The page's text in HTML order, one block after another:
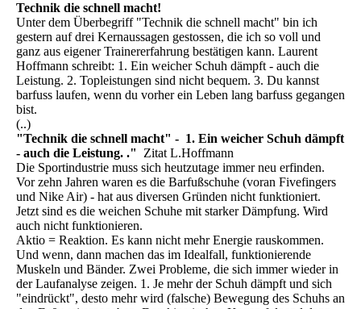
Technik die schnell macht!
Unter dem Überbegriff "Technik die schnell macht" bin ich
gestern auf drei Kernaussagen gestossen, die ich so voll und
ganz aus eigener Trainererfahrung bestätigen kann. Laurent
Hoffmann schreibt: 1. Ein weicher Schuh dämpft - auch die
Leistung. 2. Topleistungen sind nicht bequem. 3. Du kannst
barfuss laufen, wenn du vorher ein Leben lang barfuss gegangen
bist.
(..)
"Technik die schnell macht" - 1. Ein weicher Schuh dämpft
- auch die Leistung. ."
Zitat L.Hoffmann
Die Sportindustrie muss sich heutzutage immer neu erfinden.
Vor zehn Jahren waren es die Barfußschuhe (voran Fivefingers
und Nike Air) - hat aus diversen Gründen nicht funktioniert.
Jetzt sind es die weichen Schuhe mit starker Dämpfung. Wird
auch nicht funktionieren.
Aktio = Reaktion. Es kann nicht mehr Energie rauskommen.
Und wenn, dann machen das im Idealfall, funktionierende
Muskeln und Bänder. Zwei Probleme, die sich immer wieder in
der Laufanalyse zeigen. 1. Je mehr der Schuh dämpft und sich
"eindrückt", desto mehr wird (falsche) Bewegung des Schuhs an